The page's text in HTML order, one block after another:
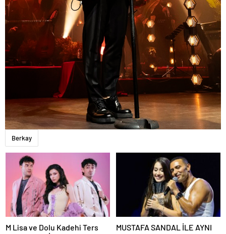
Berkay
M Lisa ve Dolu Kadehi Ters
MUSTAFA SANDAL İLE AYNI